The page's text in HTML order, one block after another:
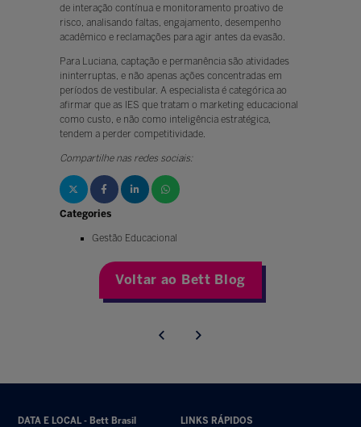
de interação contínua e monitoramento proativo de
risco, analisando faltas, engajamento, desempenho
acadêmico e reclamações para agir antes da evasão.
Para Luciana, captação e permanência são atividades
ininterruptas, e não apenas ações concentradas em
períodos de vestibular. A especialista é categórica ao
afirmar que as IES que tratam o marketing educacional
como custo, e não como inteligência estratégica,
tendem a perder competitividade.
Compartilhe nas redes sociais:
Categories
Gestão Educacional
Voltar ao Bett Blog
DATA E LOCAL - Bett Brasil LINKS RÁPIDOS